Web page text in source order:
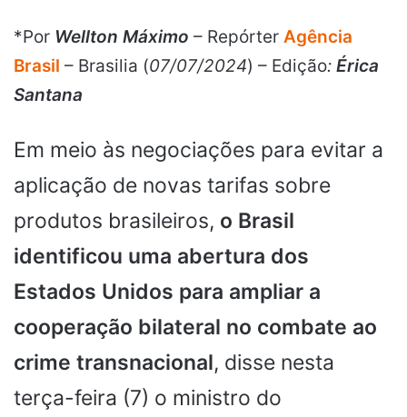
*Por Wellton Máximo – Repórter Agência
Brasil – Brasilia (07/07/2024) – Edição: Érica
Santana
Em meio às negociações para evitar a
aplicação de novas tarifas sobre
produtos brasileiros, o Brasil
identificou uma abertura dos
Estados Unidos para ampliar a
cooperação bilateral no combate ao
crime transnacional, disse nesta
terça-feira (7) o ministro do